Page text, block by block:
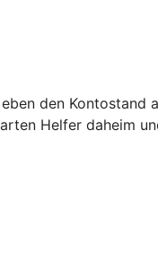
den
Helfer daheim